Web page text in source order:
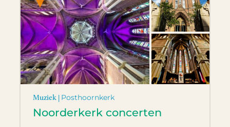
Muziek | Posthoornkerk
Noorderkerk concerten